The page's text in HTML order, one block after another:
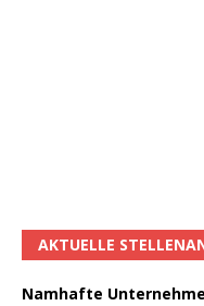
AKTUELLE
Namhafte